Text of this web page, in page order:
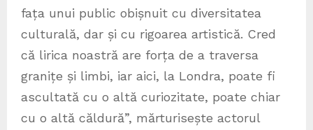
fața unui public obișnuit cu diversitatea
culturală, dar și cu rigoarea artistică. Cred
că lirica noastră are forța de a traversa
granițe și limbi, iar aici, la Londra, poate fi
ascultată cu o altă curiozitate, poate chiar
cu o altă căldură”, mărturisește actorul